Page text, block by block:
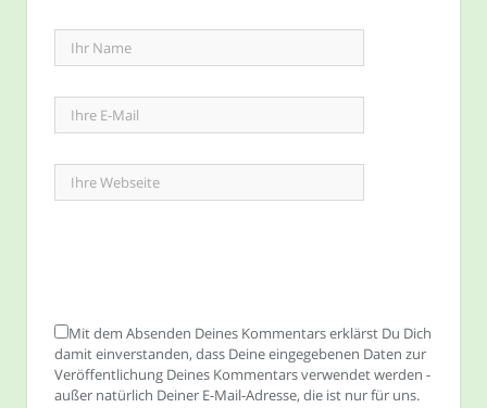
Mit dem Absenden Deines Kommentars erklärst Du Dich
damit einverstanden, dass Deine eingegebenen Daten zur
Veröffentlichung Deines Kommentars verwendet werden -
außer natürlich Deiner E-Mail-Adresse, die ist nur für uns.